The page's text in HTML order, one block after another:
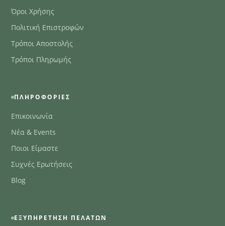
Όροι Χρήσης
Πολιτική Επιστροφών
Τρόποι Αποστολής
Τρόποι Πληρωμής
ΠΛΗΡΟΦΟΡΊΕΣ
Επικοινωνία
Νέα & Events
Ποιοι Είμαστε
Συχνές Ερωτήσεις
Blog
ΕΞΥΠΗΡΈΤΗΣΗ ΠΕΛΑΤΏΝ